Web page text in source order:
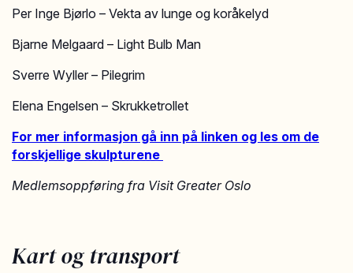
Per Inge Bjørlo – Vekta av lunge og koråkelyd
Bjarne Melgaard – Light Bulb Man
Sverre Wyller – Pilegrim
Elena Engelsen – Skrukketrollet
For mer informasjon gå inn på linken og les om de
forskjellige skulpturene
Medlemsoppføring fra Visit Greater Oslo
Kart og transport